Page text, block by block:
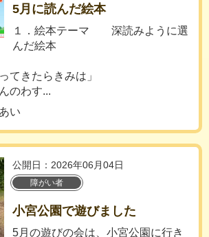
5月に読んだ絵本
１．絵本テーマ 深読みように選
んだ絵本
てきたらきみは」
のわす...
い
公開日：2026年06月04日
障がい者
小宮公園で遊びました
5月の遊びの会は、小宮公園に行き